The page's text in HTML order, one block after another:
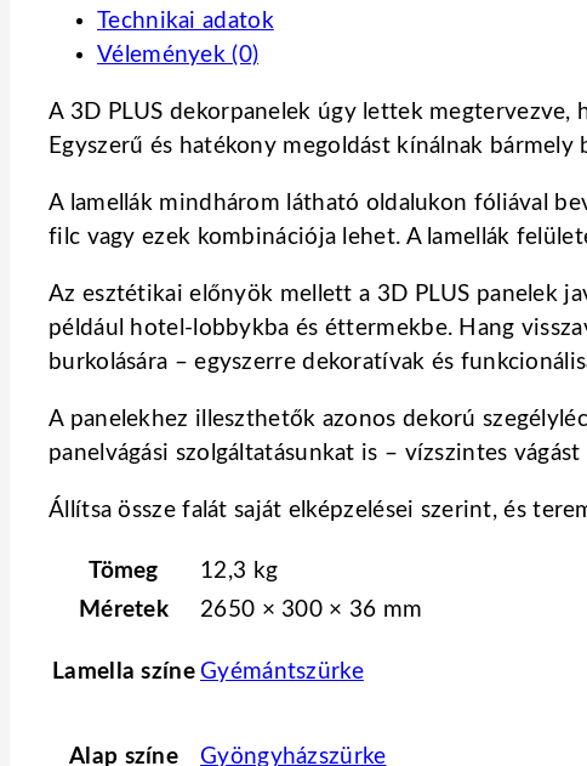
Technikai adatok
Vélemények (0)
A 3D PLUS dekorpanelek úgy lettek megtervezve,
Egyszerű és hatékony megoldást kínálnak
A lamellák mindhárom látható oldalukon fóliával
filc vagy ezek kombinációja lehet. A lamellák
Az esztétikai előnyök mellett a 3D PLUS panelek
például hotel-lobbykba és éttermekbe. Hang
burkolására – egyszerre dekoratívak és
A panelekhez illeszthetők azonos dekorú
panelvágási szolgáltatásunkat is – vízszintes vágást
Állítsa össze falát saját elképzelései szerint, és
Tömeg
12,3 kg
Méretek
2650 × 300 × 36 mm
Lamella színe Gyémántszürke
Alap színe Gyöngyházszürke